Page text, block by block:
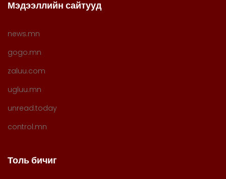
Мэдээллийн сайтууд
news.mn
gogo.mn
zaluu.com
ugluu.mn
unread.today
control.mn
Толь бичиг